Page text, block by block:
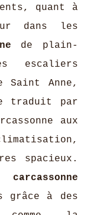
quant à
dans les
de plain-
escaliers
Saint Anne,
traduit par
aux
spacieux.
grâce à des